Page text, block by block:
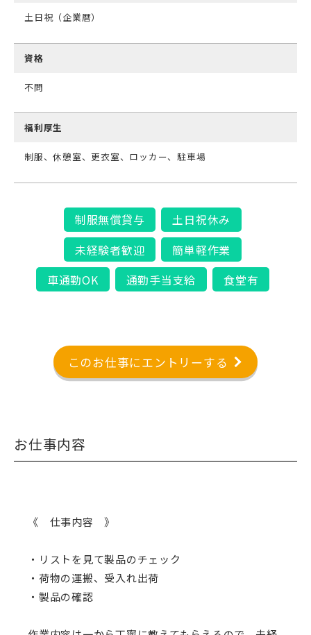
土日祝（企業暦）
資格
不問
福利厚生
制服、休憩室、更衣室、ロッカー、駐車場
制服無償貸与
土日祝休み
未経験者歓迎
簡単軽作業
車通勤OK
通勤手当支給 食堂有
このお仕事にエントリーする
お仕事内容
《 仕事内容 》
・リストを見て製品のチェック
・荷物の運搬、受入れ出荷
・製品の確認